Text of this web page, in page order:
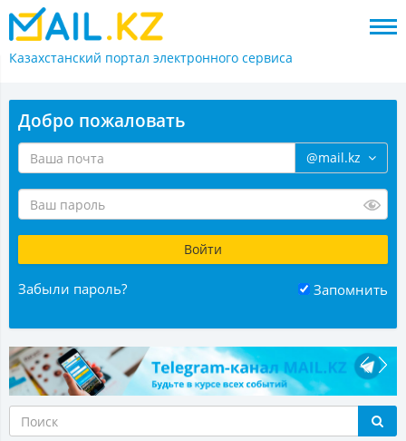
Казахстанский портал электронного сервиса
Добро пожаловать
@mail.kz
Забыли пароль? Запомнить